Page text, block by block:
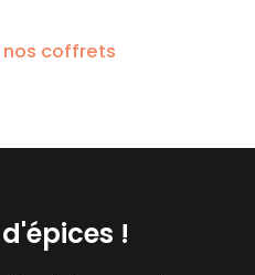
nos coffrets
!